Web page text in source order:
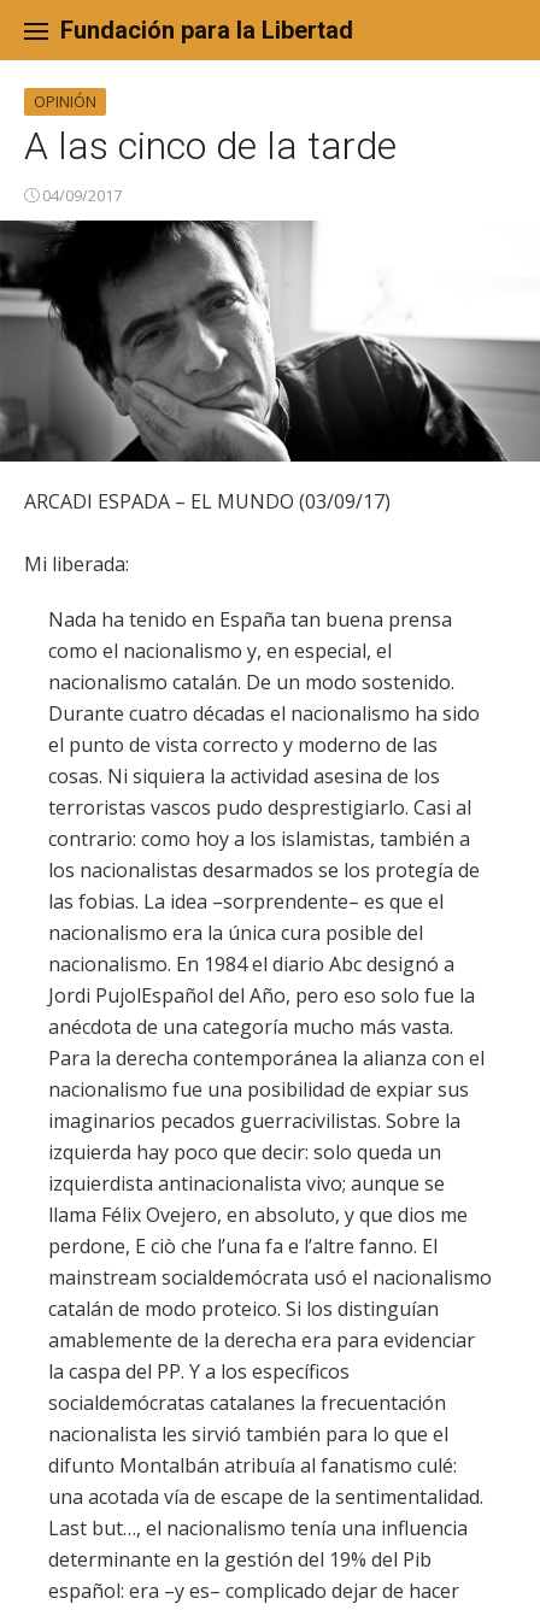
content
Fundación para la Libertad
OPINIÓN
A las cinco de la tarde
04/09/2017
ARCADI ESPADA – EL MUNDO (03/09/17)
Mi liberada:
Nada ha tenido en España tan buena prensa
como el nacionalismo y, en especial, el
nacionalismo catalán. De un modo sostenido.
Durante cuatro décadas el nacionalismo ha sido
el punto de vista correcto y moderno de las
cosas. Ni siquiera la actividad asesina de los
terroristas vascos pudo desprestigiarlo. Casi al
contrario: como hoy a los islamistas, también a
los nacionalistas desarmados se los protegía de
las fobias. La idea –sorprendente– es que el
nacionalismo era la única cura posible del
nacionalismo. En 1984 el diario Abc designó a
Jordi PujolEspañol del Año, pero eso solo fue la
anécdota de una categoría mucho más vasta.
Para la derecha contemporánea la alianza con el
nacionalismo fue una posibilidad de expiar sus
imaginarios pecados guerracivilistas. Sobre la
izquierda hay poco que decir: solo queda un
izquierdista antinacionalista vivo; aunque se
llama Félix Ovejero, en absoluto, y que dios me
perdone, E ciò che l’una fa e l’altre fanno. El
mainstream socialdemócrata usó el nacionalismo
catalán de modo proteico. Si los distinguían
amablemente de la derecha era para evidenciar
la caspa del PP. Y a los específicos
socialdemócratas catalanes la frecuentación
nacionalista les sirvió también para lo que el
difunto Montalbán atribuía al fanatismo culé:
una acotada vía de escape de la sentimentalidad.
Last but…, el nacionalismo tenía una influencia
determinante en la gestión del 19% del Pib
español: era –y es– complicado dejar de hacer